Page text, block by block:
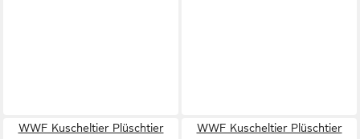
WWF Kuscheltier Plüschtier
WWF Kuscheltier Plüschtier